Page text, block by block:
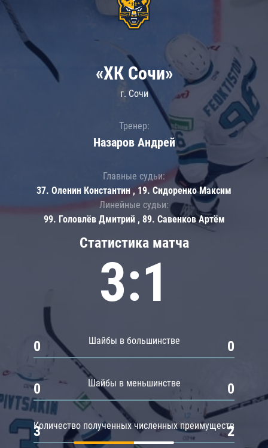
Статистика матча
3:1
Шайбы в большинстве
0 0
Шайбы в меньшинстве
0 0
Количество полученных численных преимуществ
3 2
«ХК Сочи»
г. Сочи
Тренер:
Назаров Андрей
Главные судьи:
37. Оленин Константин , 19. Сидоренко Максим
Линейные судьи:
99. Головлёв Дмитрий , 89. Савенков Артём